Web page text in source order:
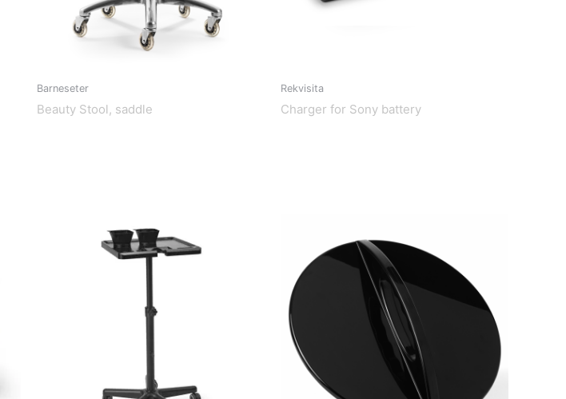
Barneseter
Beauty Stool, saddle
Rekvisita
Charger for Sony battery